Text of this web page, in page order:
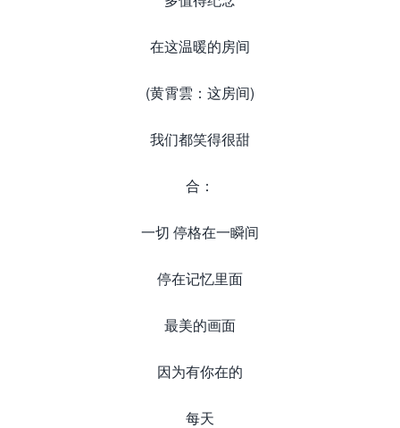
在这温暖的房间
(黄霄雲：这房间)
我们都笑得很甜
合：
一切 停格在一瞬间
停在记忆里面
最美的画面
因为有你在的
每天